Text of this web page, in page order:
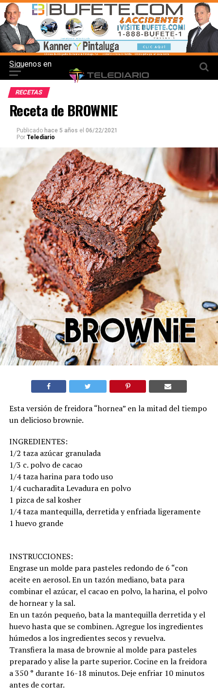
Siguenos en
RECETAS
Receta de BROWNIE
Publicado hace 5 años el 06/22/2021
Por Telediario
Esta versión de freidora “hornea” en la mitad del tiempo
un delicioso brownie.
INGREDIENTES:
1/2 taza azúcar granulada
1/3 c. polvo de cacao
1/4 taza harina para todo uso
1/4 cucharadita Levadura en polvo
1 pizca de sal kosher
1/4 taza mantequilla, derretida y enfriada ligeramente
1 huevo grande
INSTRUCCIONES:
Engrase un molde para pasteles redondo de 6 “con
aceite en aerosol. En un tazón mediano, bata para
combinar el azúcar, el cacao en polvo, la harina, el polvo
de hornear y la sal.
En un tazón pequeño, bata la mantequilla derretida y el
huevo hasta que se combinen. Agregue los ingredientes
húmedos a los ingredientes secos y revuelva.
Transfiera la masa de brownie al molde para pasteles
preparado y alise la parte superior. Cocine en la freidora
a 350 ° durante 16-18 minutos. Deje enfriar 10 minutos
antes de cortar.